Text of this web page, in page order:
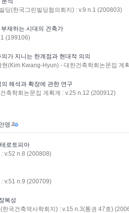
딩(한국그린빌딩협의회지) : v.9 n.1 (200803)
재하는 시대의 건축가
(199106)
가 지니는 한계점과 현대적 의의
(Kim Kwang-Hyun) - 대한건축학회논문집 계
해석과 확장에 관한 연구
축학회논문집 계획계 : v.25 n.12 (200912)
영
로토피아
v.52 n.8 (200808)
v.51 n.9 (200709)
복성
한국건축역사학회지) : v.15 n.3(통권 47호)